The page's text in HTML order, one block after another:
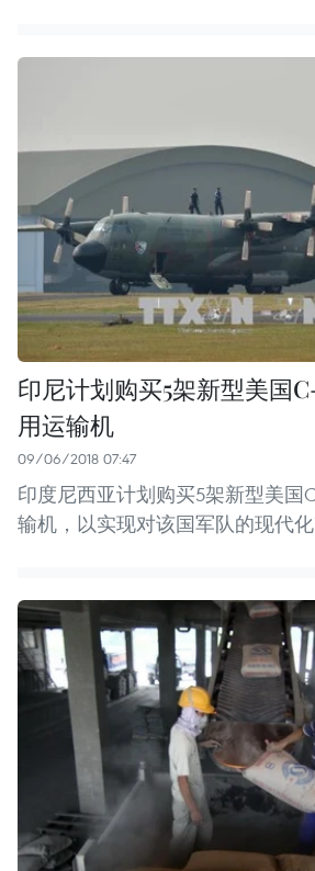
印尼计划购买5架新型美国
用运输机
09/06/2018 07:47
印度尼西亚计划购买5架新型美国
输机，以实现对该国军队的现代化